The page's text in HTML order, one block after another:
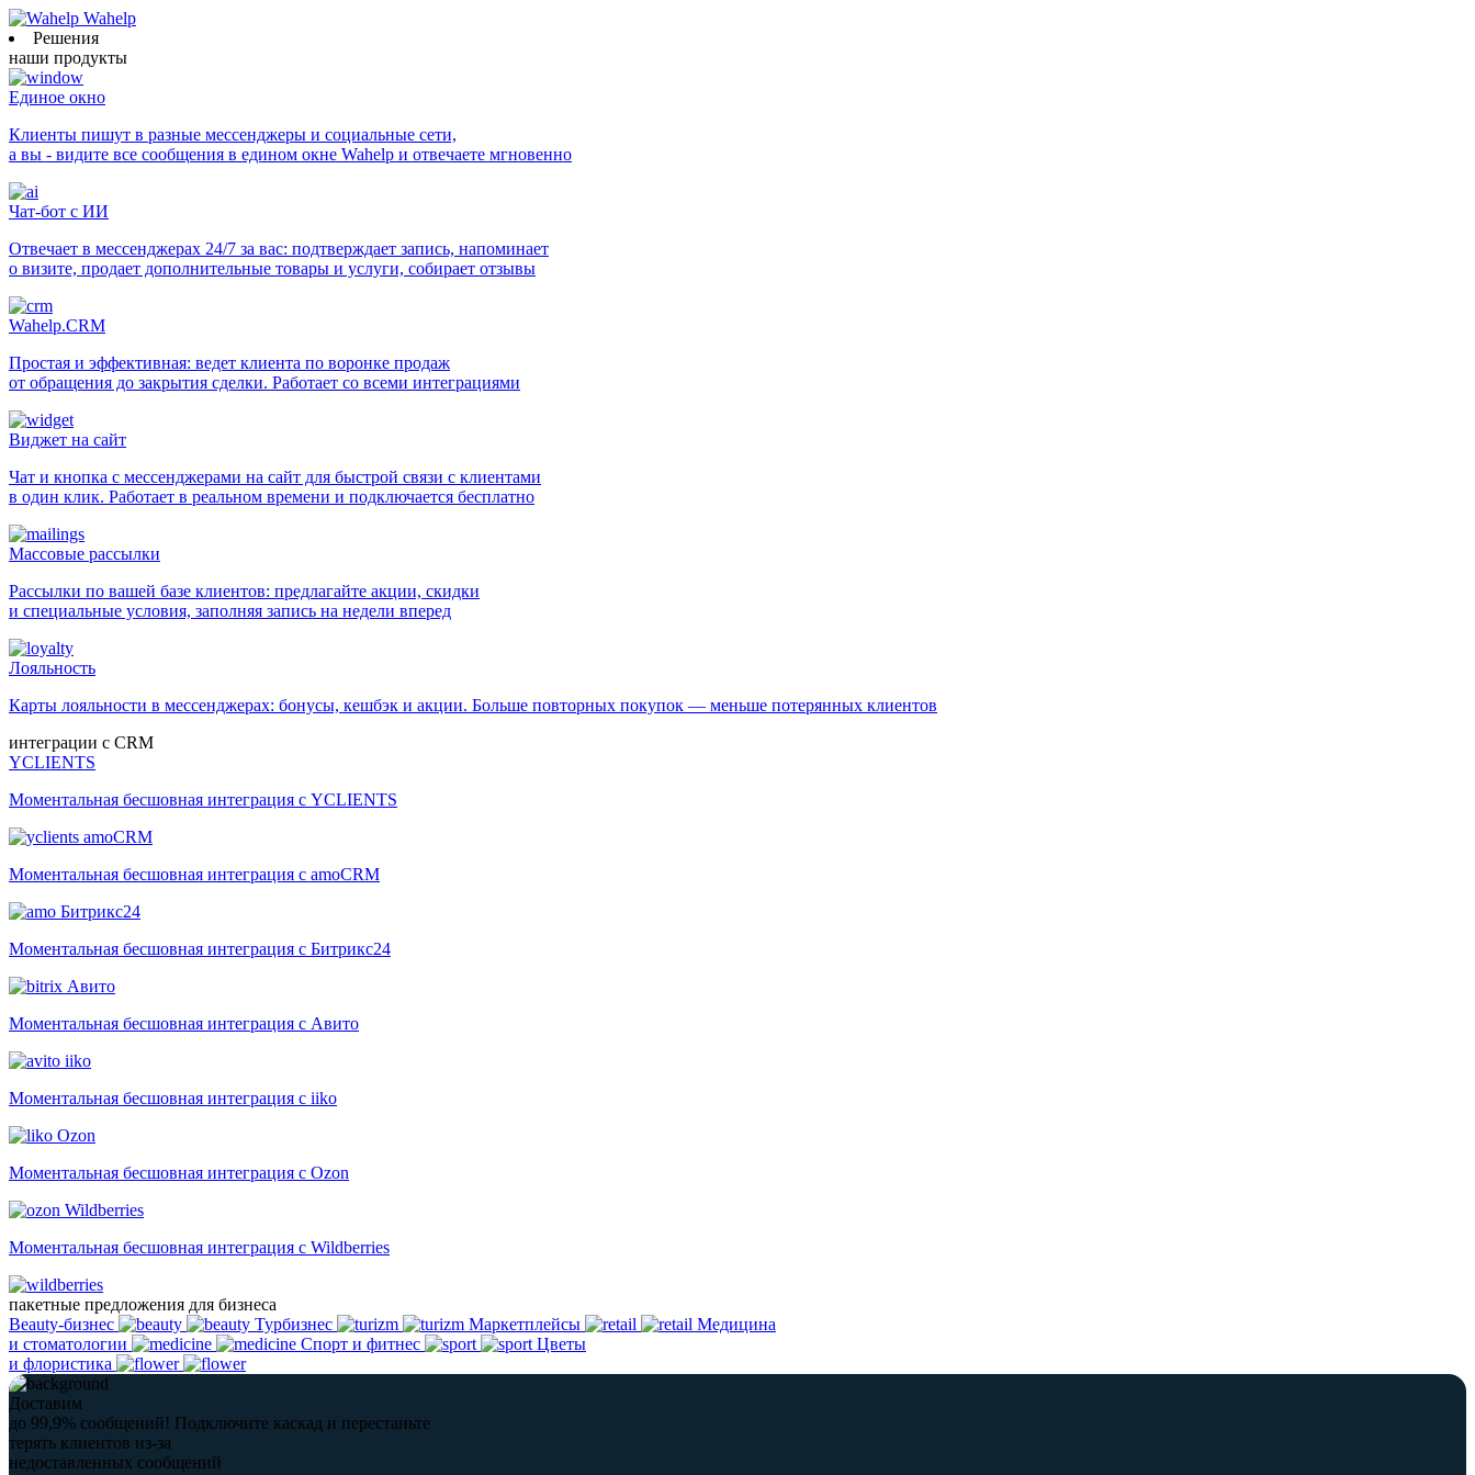
Wahelp
Решения
наши продукты
Единое окно
Клиенты пишут в разные мессенджеры и социальные сети,
а вы - видите все сообщения в едином окне Wahelp и отвечаете мгновенно
Чат-бот с ИИ
Отвечает в мессенджерах 24/7 за вас: подтверждает запись, напоминает
о визите, продает дополнительные товары и услуги, собирает отзывы
Wahelp.CRM
Простая и эффективная: ведет клиента по воронке продаж
от обращения до закрытия сделки. Работает со всеми интеграциями
Виджет на сайт
Чат и кнопка с мессенджерами на сайт для быстрой связи с клиентами
в один клик. Работает в реальном времени и подключается бесплатно
Массовые рассылки
Рассылки по вашей базе клиентов: предлагайте акции, скидки
и специальные условия, заполняя запись на недели вперед
Лояльность
Карты лояльности в мессенджерах: бонусы, кешбэк и акции. Больше повторных покупок — меньше потерянных клиентов
интеграции с CRM
YCLIENTS
Моментальная бесшовная интеграция с YCLIENTS
amoCRM
Моментальная бесшовная интеграция с amoCRM
Битрикс24
Моментальная бесшовная интеграция с Битрикс24
Авито
Моментальная бесшовная интеграция с Авито
iiko
Моментальная бесшовная интеграция с iiko
Ozon
Моментальная бесшовная интеграция с Ozon
Wildberries
Моментальная бесшовная интеграция с Wildberries
пакетные предложения для бизнеса
Beauty-бизнес
Турбизнес Маркетплейсы
Медицина
и стоматологии
Спорт и фитнес
Цветы
и флористика
Доставим
до 99,9% сообщений! Подключите каскад и перестаньте
терять клиентов из-за
недоставленных сообщений